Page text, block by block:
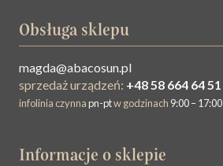
Obsługa sklepu
magda@abacosun.pl
sprzedaż urządzeń: +48 58 664 64 51
infolinia czynnapn-ptw godzinach 9:00 – 17:00
Informacje o sklepie